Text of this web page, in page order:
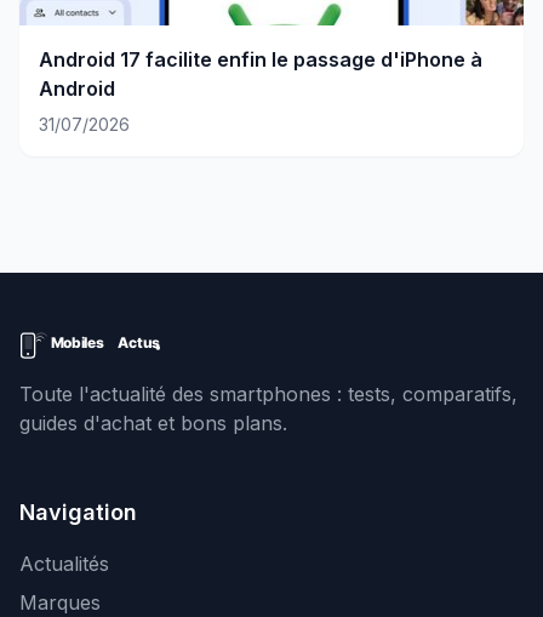
Android 17 facilite enfin le passage d'iPhone à
Android
31/07/2026
Toute l'actualité des smartphones : tests, comparatifs,
guides d'achat et bons plans.
Navigation
Actualités
Marques